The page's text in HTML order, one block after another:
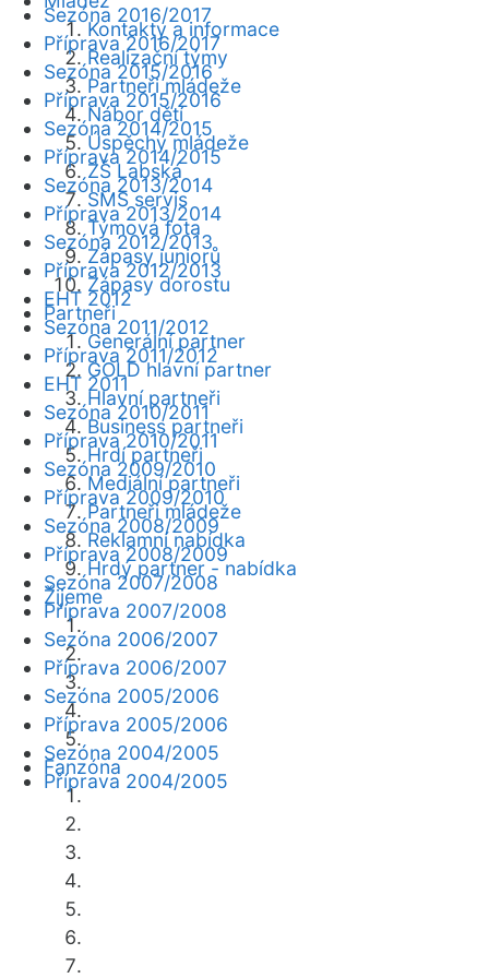
Kontakty a informace
Realizační týmy
Partneři mládeže
Nábor dětí
Úspěchy mládeže
ZŠ Labská
SMS servis
Týmová fota
Zápasy juniorů
Zápasy dorostu
Partneři
Generální partner
GOLD hlavní partner
Hlavní partneři
Business partneři
Hrdí partneři
Mediální partneři
Partneři mládeže
Reklamní nabídka
Hrdý partner - nabídka
Žijeme
Fanzóna
Sezóna 2016/2017
Příprava 2016/2017
Sezóna 2015/2016
Příprava 2015/2016
Sezóna 2014/2015
Příprava 2014/2015
Sezóna 2013/2014
Příprava 2013/2014
Sezóna 2012/2013
Příprava 2012/2013
EHT 2012
Sezóna 2011/2012
Příprava 2011/2012
EHT 2011
Sezóna 2010/2011
Příprava 2010/2011
Sezóna 2009/2010
Příprava 2009/2010
Sezóna 2008/2009
Příprava 2008/2009
Sezóna 2007/2008
Příprava 2007/2008
Sezóna 2006/2007
Příprava 2006/2007
Sezóna 2005/2006
Příprava 2005/2006
Sezóna 2004/2005
Příprava 2004/2005